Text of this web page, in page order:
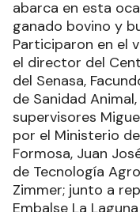
abarca en esta
ganado bovino y
Participaron en el
el director del
del Senasa,
de Sanidad
supervisores
por el Ministerio
Formosa, Juan
de Tecnología
Zimmer; junto a
Embalse La